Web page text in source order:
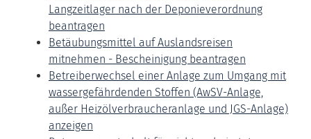
Langzeitlager nach der Deponieverordnung
beantragen
Betäubungsmittel auf Auslandsreisen
mitnehmen - Bescheinigung beantragen
Betreiberwechsel einer Anlage zum Umgang mit
wassergefährdenden Stoffen (AwSV-Anlage,
außer Heizölverbraucheranlage und JGS-Anlage)
anzeigen